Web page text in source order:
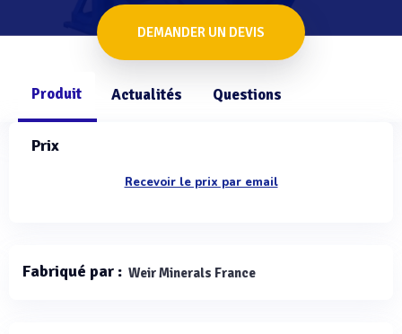
DEMANDER UN DEVIS
Produit Actualités Questions
Prix
Recevoir le prix par email
Fabriqué par : Weir Minerals France